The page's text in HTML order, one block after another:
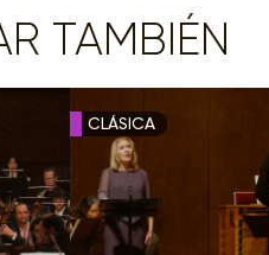
TAMBIÉN
CLÁSICA